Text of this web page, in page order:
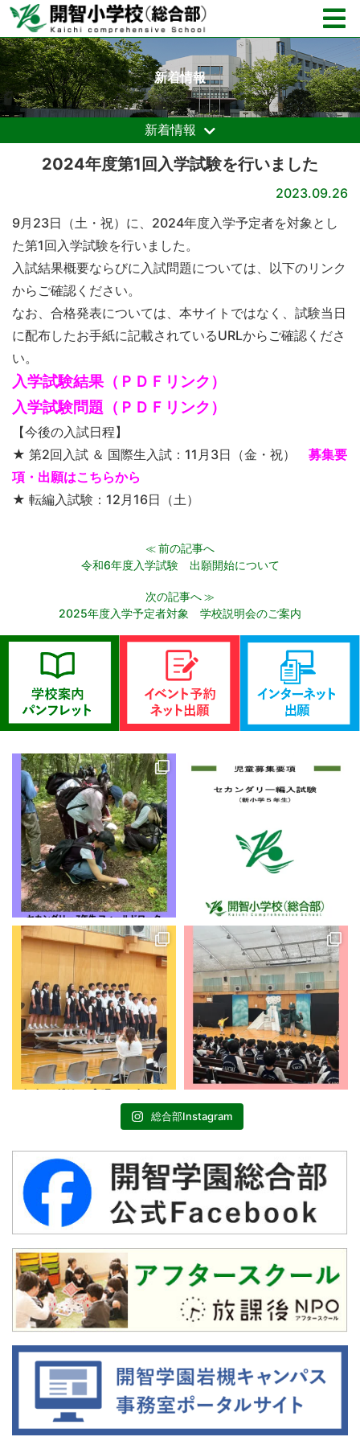
新着情報
新着情報
2024年度第1回入学試験を行いました
2023.09.26
9月23日（土・祝）に、2024年度入学予定者を対象とし
た第1回入学試験を行いました。
入試結果概要ならびに入試問題については、以下のリンク
からご確認ください。
なお、合格発表については、本サイトではなく、試験当日
に配布したお手紙に記載されているURLからご確認くださ
い。
入学試験結果（ＰＤＦリンク）
入学試験問題（ＰＤＦリンク）
【今後の入試日程】
★ 第2回入試 ＆ 国際生入試：11月3日（金・祝） 募集要
項・出願はこちらから
★ 転編入試験：12月16日（土）
≪前の記事へ
令和6年度入学試験 出願開始について
次の記事へ≫
2025年度入学予定者対象 学校説明会のご案内
総合部Instagram